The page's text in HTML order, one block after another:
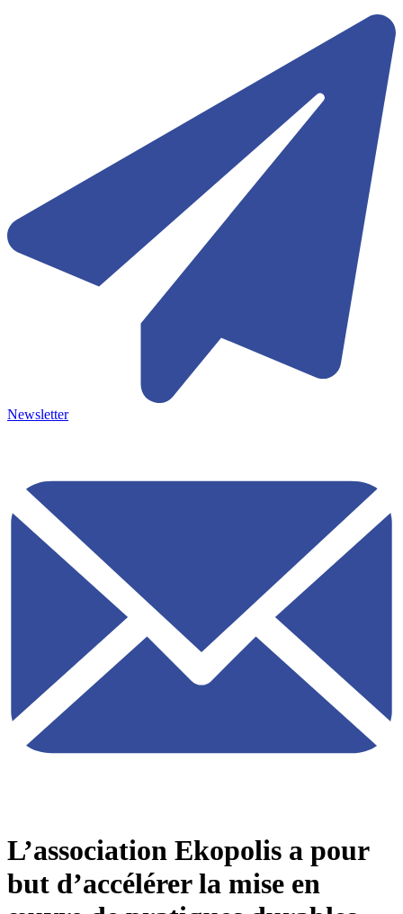
Newsletter
L’association Ekopolis a pour
but d’accélérer la mise en